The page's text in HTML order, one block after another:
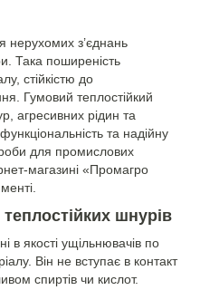
нерухомих з’єднань
Така поширеність
стійкістю до
Гумовий теплостійкий
агресивних рідин та
та надійну
для промислових
магазині «Промагро
шнурів
в якості ущільнювачів по
Він не вступає в контакт
спиртів чи кислот.